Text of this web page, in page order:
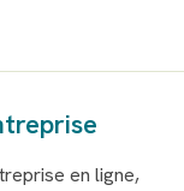
en ligne,